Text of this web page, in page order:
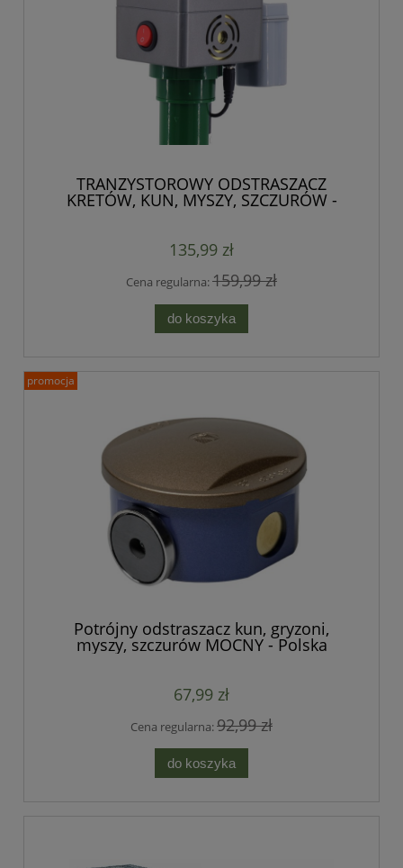
TRANZYSTOROWY ODSTRASZACZ
KRETÓW, KUN, MYSZY, SZCZURÓW -
135,99 zł
Cena regularna:159,99 zł
do koszyka
Potrójny odstraszacz kun, gryzoni,
myszy, szczurów MOCNY - Polska
67,99 zł
Cena regularna:92,99 zł
do koszyka
promocja